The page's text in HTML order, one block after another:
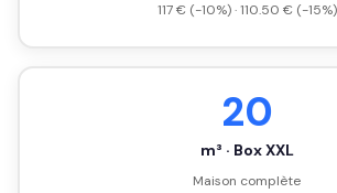
117 € (-10%) · 110.50 € (-15%)
20
m³ · Box XXL
Maison complète